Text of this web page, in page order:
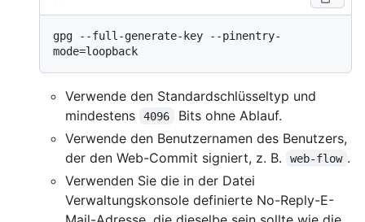
gpg --full-generate-key --pinentry-
Verwende den Standardschlüsseltyp und
mindestens
4096
Bits ohne Ablauf.
Verwende den Benutzernamen des Benutzers,
der den Web-Commit signiert, z. B.
web-flow .
Verwenden Sie die in der Datei
Verwaltungskonsole definierte No-Reply-E-